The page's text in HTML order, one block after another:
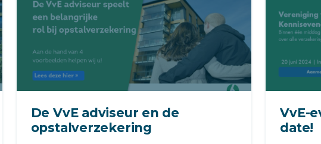
De VvE adviseur en de
opstalverzekering
VvE-
date!